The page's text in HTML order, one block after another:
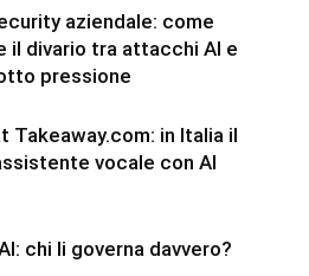
aziendale: come
il divario tra attacchi AI e
pressione
Takeaway.com: in Italia il
vocale con AI
chi li governa davvero?